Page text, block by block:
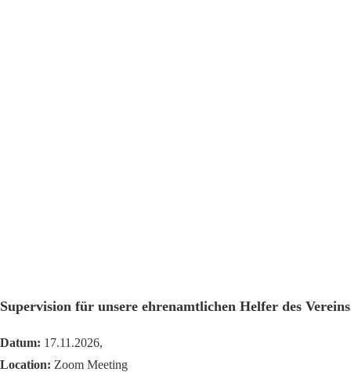
Supervision für unsere ehrenamtlichen Helfer des Vereins
Datum: 17.11.2026,
Location: Zoom Meeting